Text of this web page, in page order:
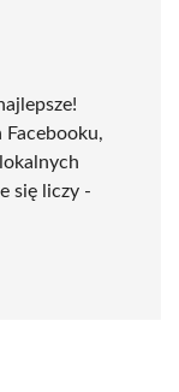
Facebooku,
się liczy -